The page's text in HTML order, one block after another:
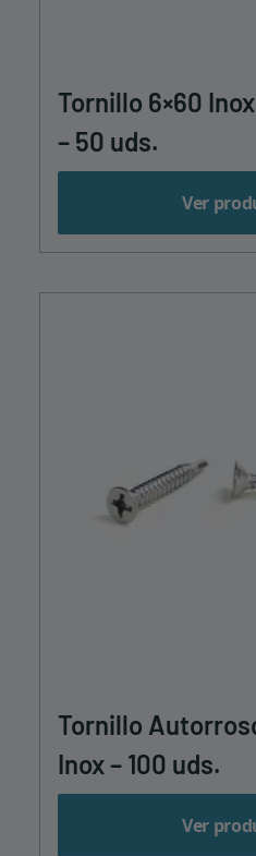
Tornillo 6×60
– 50 uds.
Ver
Tornillo
Inox – 100 uds.
Ver